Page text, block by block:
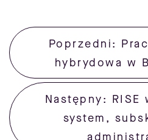
Poprzedni:
hybrydowa w
Następny: RISE
system,